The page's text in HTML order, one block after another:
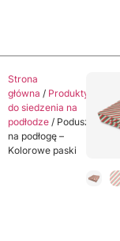
Strona
główna / Produkty
do siedzenia na
podłodze / Poduszka
na podłogę –
Kolorowe paski